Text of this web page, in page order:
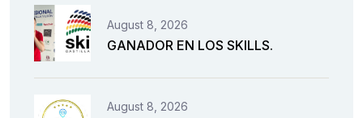
August 8, 2026
GANADOR EN LOS SKILLS.
August 8, 2026